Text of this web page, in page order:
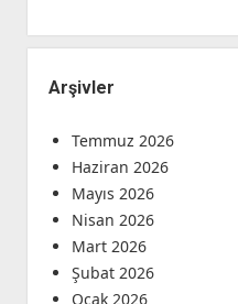
Arşivler
Temmuz 2026
Haziran 2026
Mayıs 2026
Nisan 2026
Mart 2026
Şubat 2026
Ocak 2026